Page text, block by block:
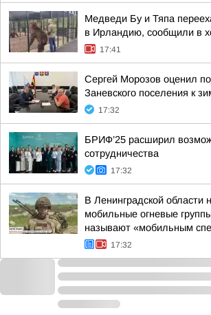
Медведи Бу и Тяпа
в Ирландию, сообщили в
17:41
Сергей Морозов оценил
Заневского поселения к
17:32
БРИФ’25 расширил
сотрудничества
17:32
В Ленинградской области
мобильные огневые
называют «мобильным
17:32